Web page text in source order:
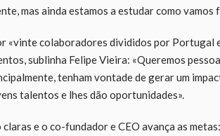
mas ainda estamos a estudar como vamos
«vinte colaboradores divididos por Portugal
sublinha Felipe Vieira: «Queremos
tenham vontade de gerar um
talentos e lhes dão oportunidades».
e o co-fundador e CEO avança as